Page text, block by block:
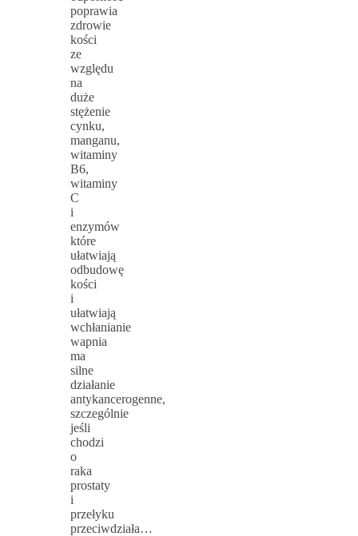
poprawia
zdrowie
kości
ze
względu
na
duże
stężenie
cynku,
manganu,
witaminy
B6,
witaminy
C
i
enzymów
które
ułatwiają
odbudowę
kości
i
ułatwiają
wchłanianie
wapnia
ma
silne
działanie
antykancerogenne,
szczególnie
jeśli
chodzi
o
raka
prostaty
i
przełyku
przeciwdziała…